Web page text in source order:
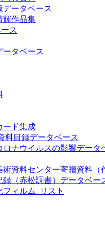
データベース
輝作品集
ス
ータベース
ド集成
料目録データベース
ロナウイルスの影響データ
資料センター寄贈資料（
（赤松調書）データベー
ィルム_リスト